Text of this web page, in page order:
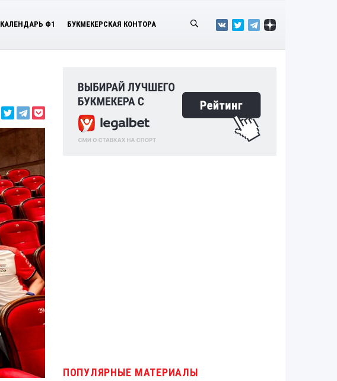
КАЛЕНДАРЬ Ф1 БУКМЕКЕРСКАЯ КОНТОРА
ПОПУЛЯРНЫЕ МАТЕРИАЛЫ